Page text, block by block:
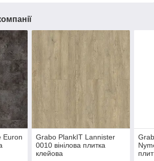
Euron
Grabo PlankIT Lannister
0010 вінілова плитка
клейова